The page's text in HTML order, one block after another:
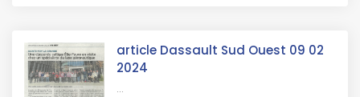
article Dassault Sud Ouest 09 02
2024
...